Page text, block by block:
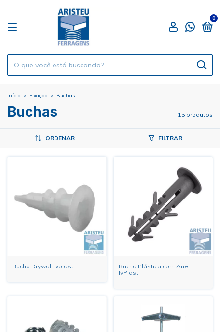
0
Início > Fixação > Buchas
Buchas 15 produtos
ORDENAR FILTRAR
Bucha Drywall Ivplast
Bucha Plástica com Anel
IvPlast